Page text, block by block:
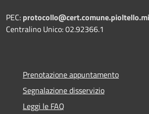
PEC:
Centralino Unico: 02.92366.1
Prenotazione appuntamento
Segnalazione disservizio
Leggi le FAQ